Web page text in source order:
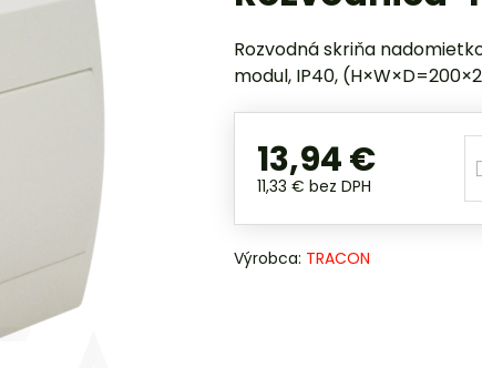
Rozvodná skriňa
modul, IP40,
13,94 €
11,33 € bez DPH
Výrobca: TRACON